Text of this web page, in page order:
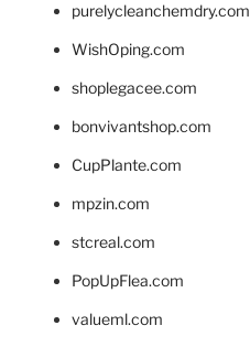
purelycleanchemdry.com
WishOping.com
shoplegacee.com
bonvivantshop.com
CupPlante.com
mpzin.com
stcreal.com
PopUpFlea.com
valueml.com